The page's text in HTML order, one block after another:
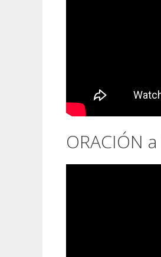
ORACIÓN